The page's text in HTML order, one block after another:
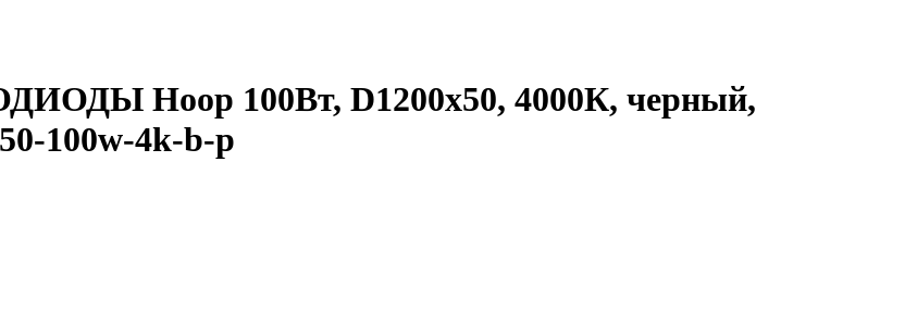
Hoop 100Вт, D1200x50, 4000К, черный,
100w-4k-b-p